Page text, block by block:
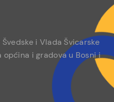
i Vlada Švicarske
općina i gradova u Bosni i